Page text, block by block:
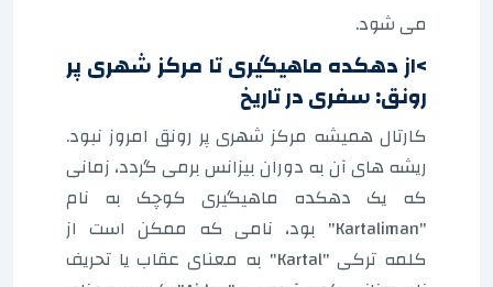
می شود.
>از دهکده ماهیگیری تا مرکز شهری پر
رونق: سفری در تاریخ
کارتال همیشه مرکز شهری پر رونق امروز نبود.
ریشه های آن به دوران بیزانس برمی گردد، زمانی
که یک دهکده ماهیگیری کوچک به نام
"Kartaliman" بود، نامی که ممکن است از
کلمه ترکی "Kartal" به معنای عقاب یا تحریف